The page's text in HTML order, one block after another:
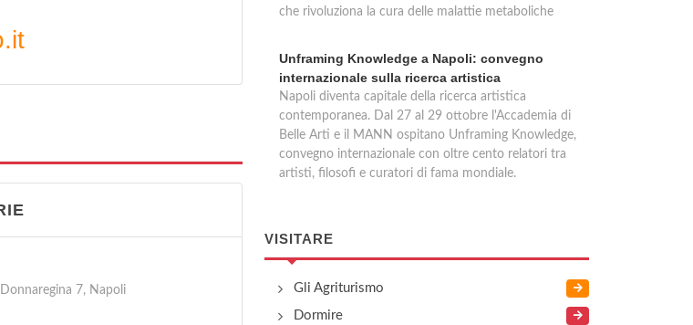
7, Napoli
che rivoluziona la cura delle malattie metaboliche
Unframing Knowledge a Napoli: convegno
internazionale sulla ricerca artistica
Napoli diventa capitale della ricerca artistica
contemporanea. Dal 27 al 29 ottobre l'Accademia di
Belle Arti e il MANN ospitano Unframing Knowledge,
convegno internazionale con oltre cento relatori tra
artisti, filosofi e curatori di fama mondiale.
VISITARE
Gli Agriturismo
Dormire